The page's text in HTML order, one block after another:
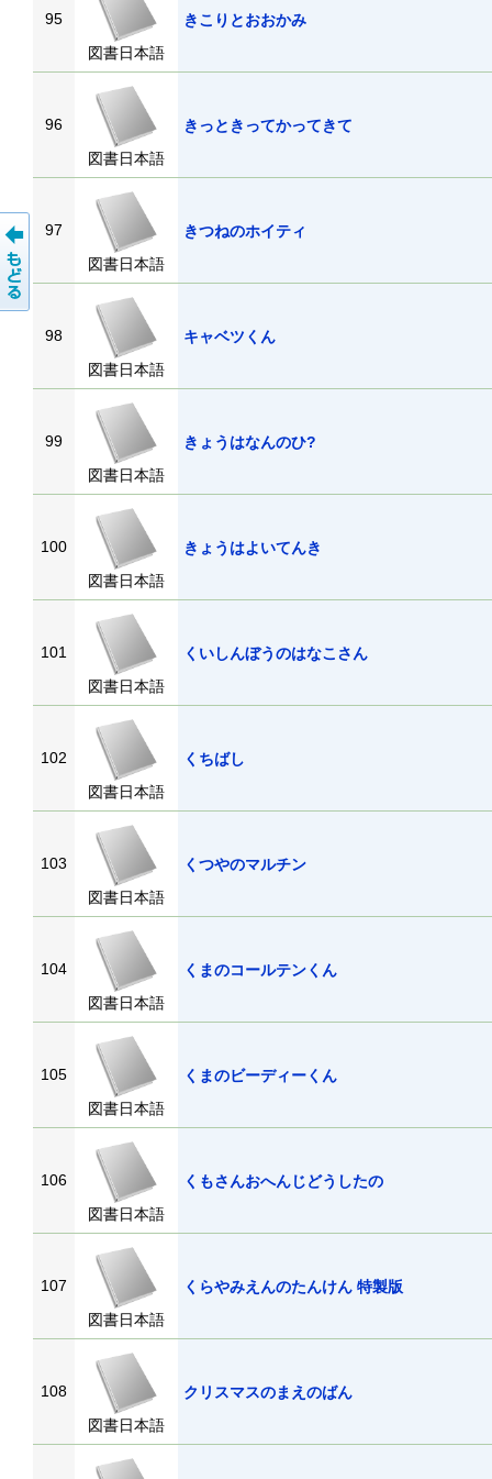
95
図書日本語
きこりとおおかみ
96
図書日本語
きっときってかってきて
97
図書日本語
きつねのホイティ
98
図書日本語
キャベツくん
99
図書日本語
きょうはなんのひ?
100
図書日本語
きょうはよいてんき
101
図書日本語
くいしんぼうのはなこさん
102
図書日本語
くちばし
103
図書日本語
くつやのマルチン
104
図書日本語
くまのコールテンくん
105
図書日本語
くまのビーディーくん
106
図書日本語
くもさんおへんじどうしたの
107
図書日本語
くらやみえんのたんけん 特製版
108
図書日本語
クリスマスのまえのばん